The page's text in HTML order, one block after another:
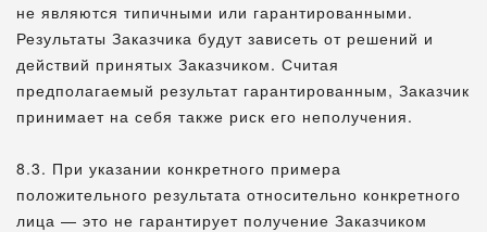
не являются типичными или гарантированными.
Результаты Заказчика будут зависеть от решений и
действий принятых Заказчиком. Считая
предполагаемый результат гарантированным, Заказчик
принимает на себя также риск его неполучения.
8.3. При указании конкретного примера
положительного результата относительно конкретного
лица — это не гарантирует получение Заказчиком